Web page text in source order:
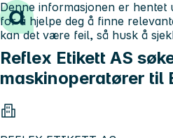
Hopp til innhold
Reflex Etikett AS
maskinoperatører til
Denne informasjonen er hentet
for å hjelpe deg å finne
kan det være feil, så husk å